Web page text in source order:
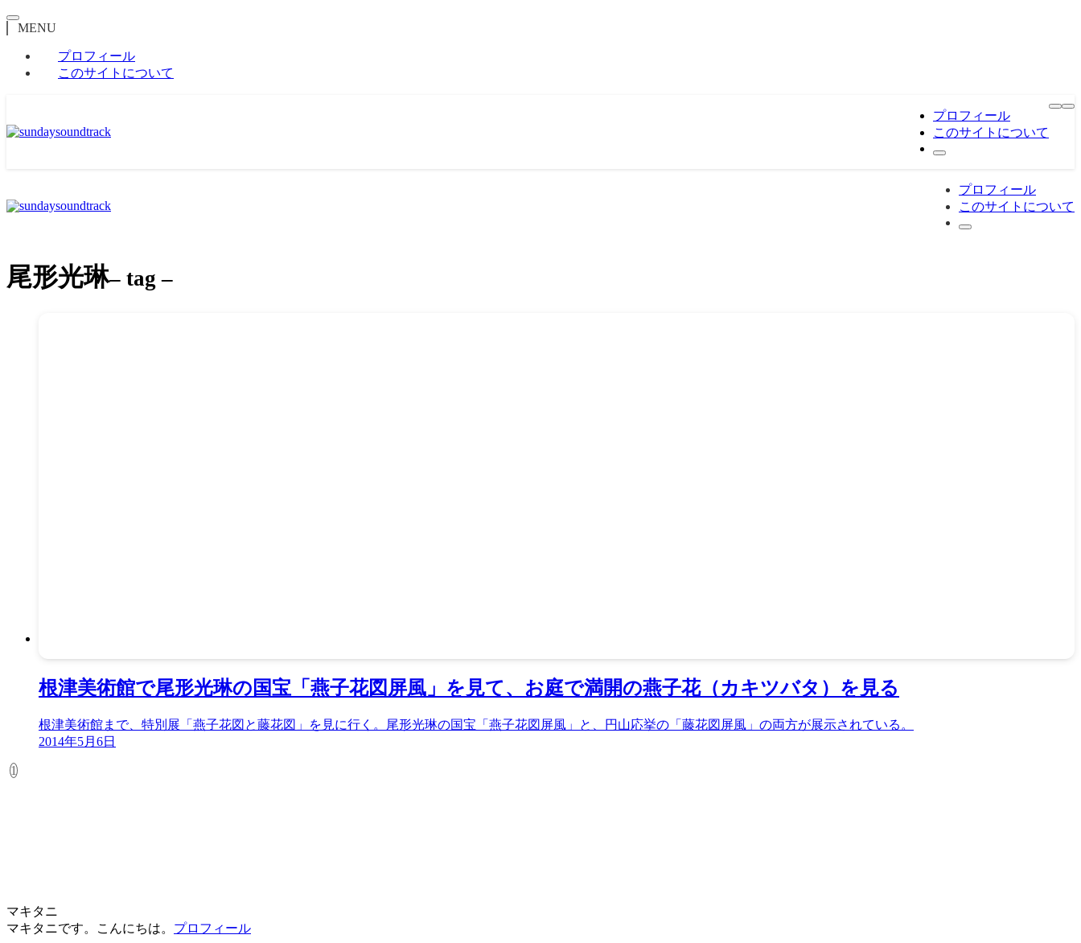
MENU
プロフィール
このサイトについて
プロフィール
このサイトについて
プロフィール
このサイトについて
尾形光琳– tag –
根津美術館で尾形光琳の国宝「燕子花図屏風」を見て、お庭で満開の燕子花（カキツバタ）を見る
根津美術館まで、特別展「燕子花図と藤花図」を見に行く。尾形光琳の国宝「燕子花図屏風」と、円山応挙の「藤花図屏風」の両方が展示されている。
2014年5月6日
1
マキタニ
マキタニです。こんにちは。 プロフィール